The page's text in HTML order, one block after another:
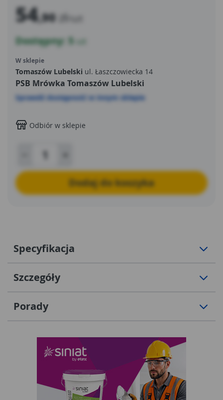
54,90 zł
Dostępny: 5
W sklepie
Tomaszów Lubelski ul. Łaszczowiecka 14
PSB Mrówka Tomaszów Lubelski
Sprawdź dostępność w innym sklepie
Odbiór w sklepie
Dodaj do koszyka
Specyfikacja
Szczegóły
Porady